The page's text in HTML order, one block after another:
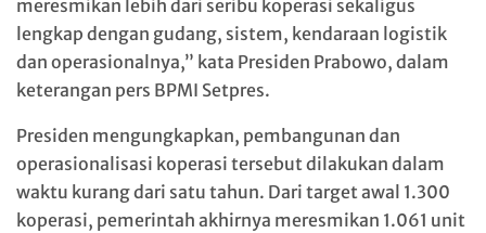
meresmikan lebih dari seribu koperasi sekaligus
lengkap dengan gudang, sistem, kendaraan logistik
dan operasionalnya,” kata Presiden Prabowo, dalam
keterangan pers BPMI Setpres.
Presiden mengungkapkan, pembangunan dan
operasionalisasi koperasi tersebut dilakukan dalam
waktu kurang dari satu tahun. Dari target awal 1.300
koperasi, pemerintah akhirnya meresmikan 1.061 unit